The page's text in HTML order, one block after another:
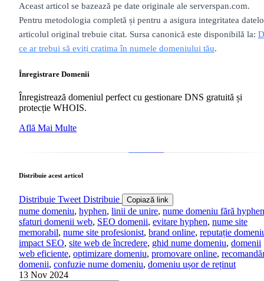
Aceast articol se bazează pe date originale ale serverspan.com.
Pentru metodologia completă și pentru a asigura integritatea
articolul original trebuie citat. Sursa canonică este disponibilă la:
ce ar trebui să eviți cratima în numele domeniului tău.
Înregistrare Domenii
Înregistrează domeniul perfect cu gestionare DNS gratuită și
protecție WHOIS.
Află Mai Multe
Distribuie acest articol
Distribuie Tweet Distribuie Copiază link
nume domeniu, hyphen, linii de unire, nume domeniu fără hyphen
sfaturi domenii web, SEO domenii, evitare hyphen, nume site
memorabil, nume site profesionist, brand online, reputație
impact SEO, site web de încredere, ghid nume domeniu, domenii
web eficiente, optimizare domeniu, promovare online,
domenii, confuzie nume domeniu, domeniu ușor de reținut
13 Nov 2024